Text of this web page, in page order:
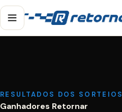
RESULTADOS DOS SORTEIOS
Ganhadores Retornar